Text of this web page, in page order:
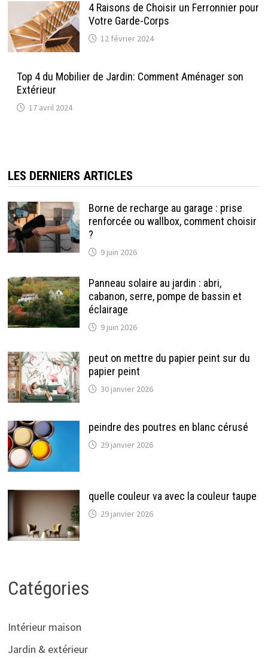
4 Raisons de Choisir un Ferronnier pour
Votre Garde-Corps
12 février 2024
Top 4 du Mobilier de Jardin: Comment Aménager son
Extérieur
17 avril 2024
LES DERNIERS ARTICLES
Borne de recharge au garage : prise
renforcée ou wallbox, comment choisir
?
9 juin 2026
Panneau solaire au jardin : abri,
cabanon, serre, pompe de bassin et
éclairage
9 juin 2026
peut on mettre du papier peint sur du
papier peint
30 janvier 2026
peindre des poutres en blanc cérusé
29 janvier 2026
quelle couleur va avec la couleur taupe
29 janvier 2026
Catégories
Intérieur maison
Jardin & extérieur